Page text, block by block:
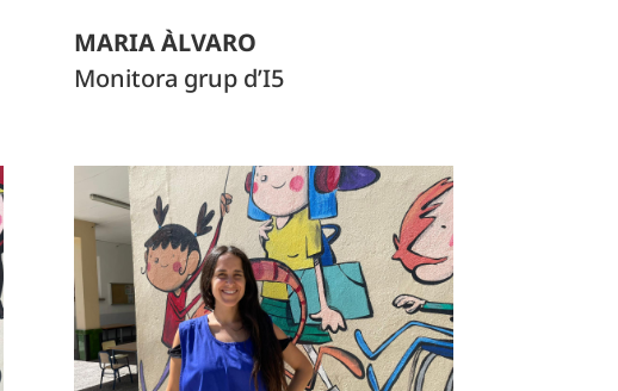
MARIA ÀLVARO
Monitora grup d’I5